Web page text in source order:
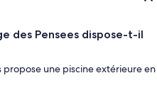
des Pensees dispose-t-il
une piscine extérieure en